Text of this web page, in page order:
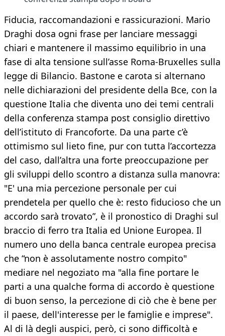
Fiducia, raccomandazioni e rassicurazioni. Mario
Draghi dosa ogni frase per lanciare messaggi
chiari e mantenere il massimo equilibrio in una
fase di alta tensione sull’asse Roma-Bruxelles sulla
legge di Bilancio. Bastone e carota si alternano
nelle dichiarazioni del presidente della Bce, con la
questione Italia che diventa uno dei temi centrali
della conferenza stampa post consiglio direttivo
dell’istituto di Francoforte. Da una parte c’è
ottimismo sul lieto fine, pur con tutta l’accortezza
del caso, dall’altra una forte preoccupazione per
gli sviluppi dello scontro a distanza sulla manovra:
"E' una mia percezione personale per cui
prendetela per quello che è: resto fiducioso che un
accordo sarà trovato”, è il pronostico di Draghi sul
braccio di ferro tra Italia ed Unione Europea. Il
numero uno della banca centrale europea precisa
che “non è assolutamente nostro compito"
mediare nel negoziato ma "alla fine portare le
parti a una qualche forma di accordo è questione
di buon senso, la percezione di ciò che è bene per
il paese, dell'interesse per le famiglie e imprese".
Al di là degli auspici, però, ci sono difficoltà e